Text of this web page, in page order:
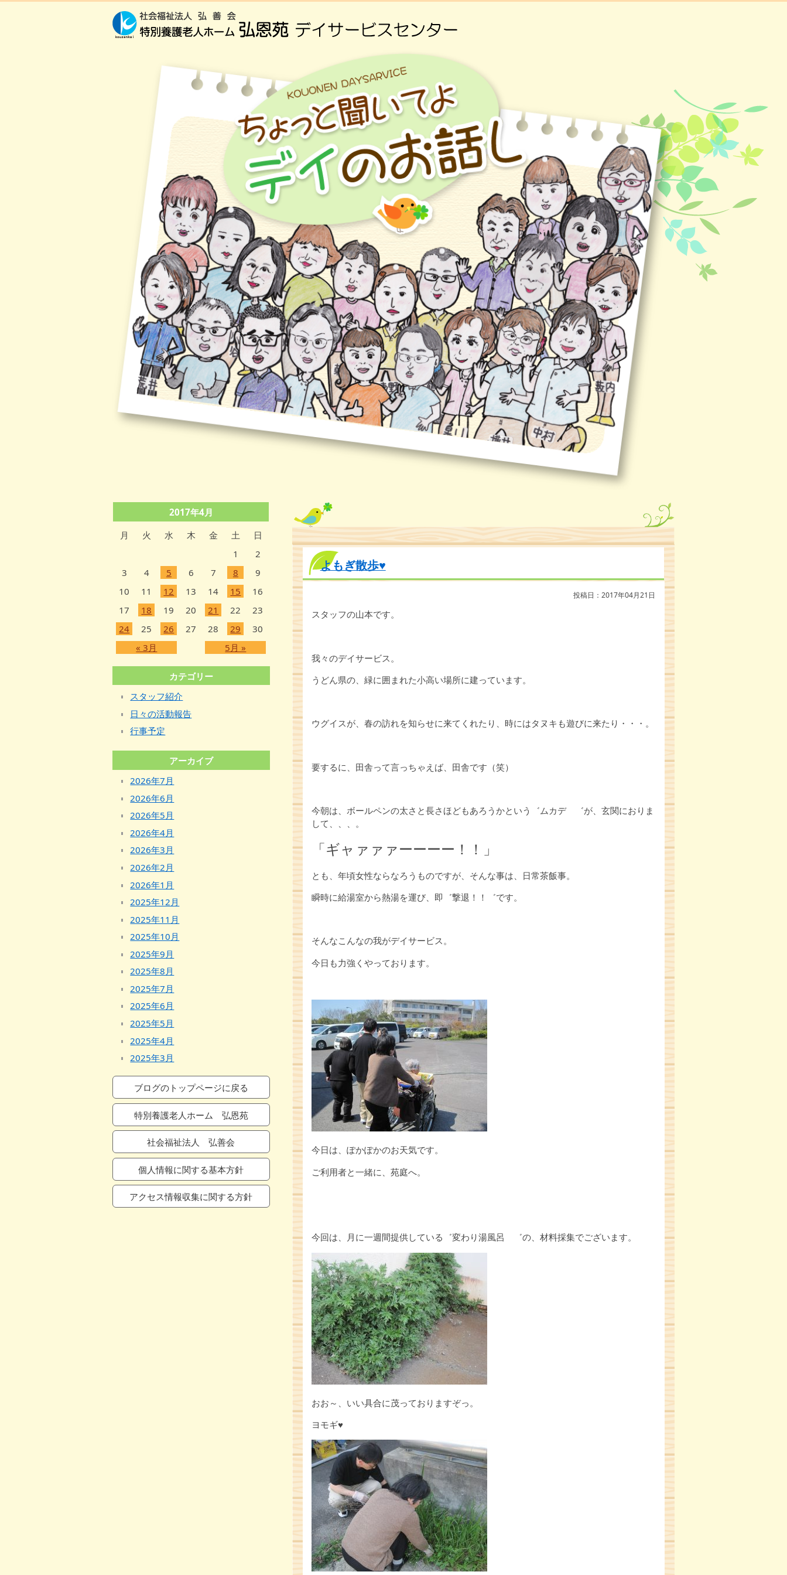
よもぎ散歩♥
投稿日：2017年04月21日
スタッフの山本です。
我々のデイサービス。
うどん県の、緑に囲まれた小高い場所に建っています。
ウグイスが、春の訪れを知らせに来てくれたり、時にはタヌキも遊びに来たり・・・。
要するに、田舎って言っちゃえば、田舎です（笑）
今朝は、ボールペンの太さと長さほどもあろうかという゛ムカデ ゛が、玄関におりま
して、、、。
「ギャァァァーーーー！！」
とも、年頃女性ならなろうものですが、そんな事は、日常茶飯事。
瞬時に給湯室から熱湯を運び、即゛撃退！！゛です。
そんなこんなの我がデイサービス。
今日も力強くやっております。
今日は、ぽかぽかのお天気です。
ご利用者と一緒に、苑庭へ。
今回は、月に一週間提供している゛変わり湯風呂 ゛の、材料採集でございます。
おお～、いい具合に茂っておりますぞっ。
ヨモギ♥
2017年4月
月
火 水 木 金 土 日
« 3月 5月 »
1
2
3
4 5 6 7 8
9
10
11 12 13 14 15
16
17
18 19 20 21 22
23
24
25 26 27 28 29 30
カテゴリー
スタッフ紹介
日々の活動報告
行事予定
アーカイブ
2026年7月
2026年6月
2026年5月
2026年4月
2026年3月
2026年2月
2026年1月
2025年12月
2025年11月
2025年10月
2025年9月
2025年8月
2025年7月
2025年6月
2025年5月
2025年4月
2025年3月
2025年2月
2025年1月
2024年12月
2024年11月
2024年10月
2024年9月
2024年8月
2024年7月
ブログのトップページに戻る
特別養護老人ホーム 弘恩苑
社会福祉法人 弘善会
個人情報に関する基本方針
アクセス情報収集に関する方針